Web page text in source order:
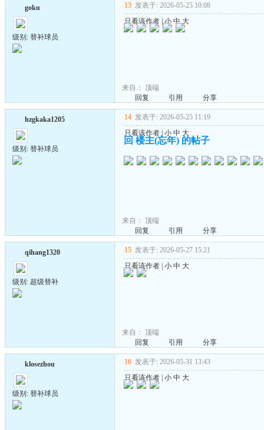
goku
级别: 替补球员
13 发表于: 2026-05-25 10:08
只看该作者 |小 中 大
来自： 顶端
回复
引用 分享
hzgkaka1205
级别: 替补球员
14 发表于: 2026-05-25 11:19
只看该作者| 小 中 大
回 楼主(忘年) 的帖子
来自： 顶端
回复
引用 分享
qihang1320
级别: 超级替补
15 发表于: 2026-05-27 15:21
只看该作者 小 中 大
来自： 顶端
回复
引用 分享
klosezhou
级别: 替补球员
16 发表于: 2026-05-31 13:43
只看该作者 小 中 大